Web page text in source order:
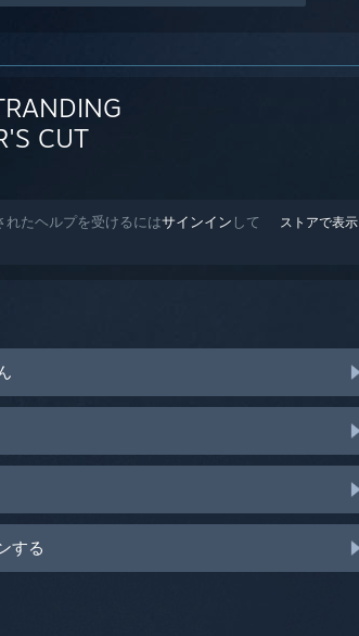
CUT
ストアで表示
れたヘルプを受けるにはサインイン して
する